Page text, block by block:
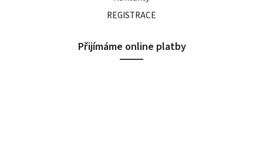
REGISTRACE
Přijímáme online platby